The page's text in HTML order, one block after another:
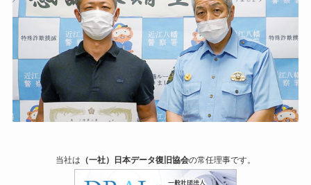
当社は （一社）日本データ復旧協会の常任理事です。